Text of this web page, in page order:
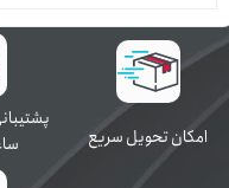
اﻣﮑﺎن ﺗﺤﻮﯾﻞ سریع